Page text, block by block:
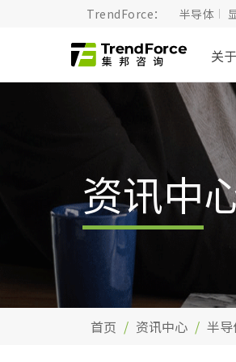
TrendForce： 半导体
关
资讯中
首页 资讯中心 半